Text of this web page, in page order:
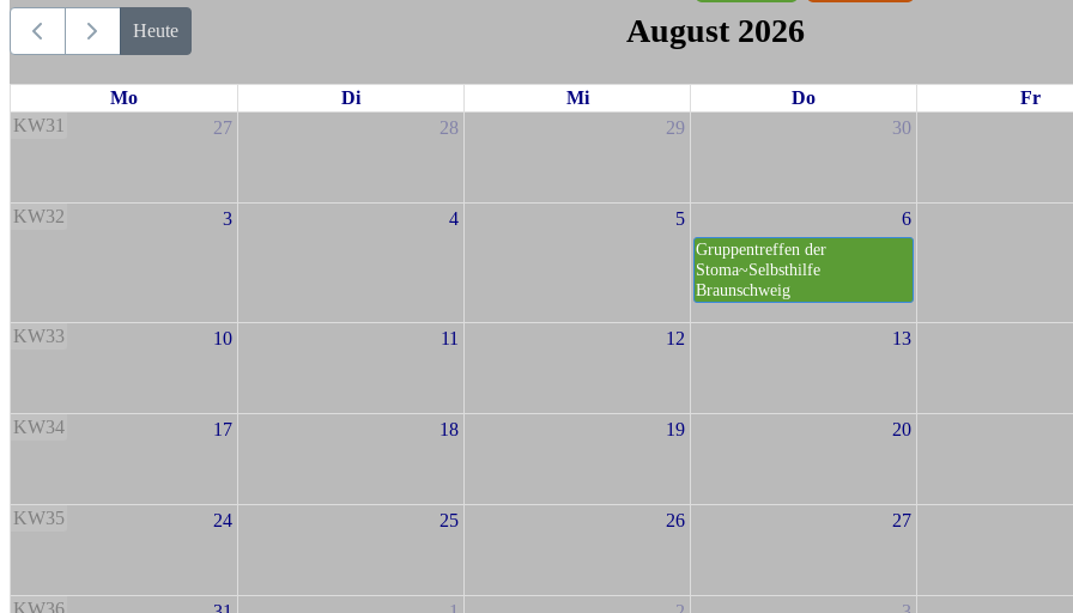
Heute August 2026
Mo Di Mi Do
Fr
KW31
27 28 29 30
KW32 3 4 5 6
Gruppentreffen der
Stoma~Selbsthilfe
Braunschweig
KW33 10 11 12 13
KW34 17 18 19 20
KW35 24 25 26 27
KW36